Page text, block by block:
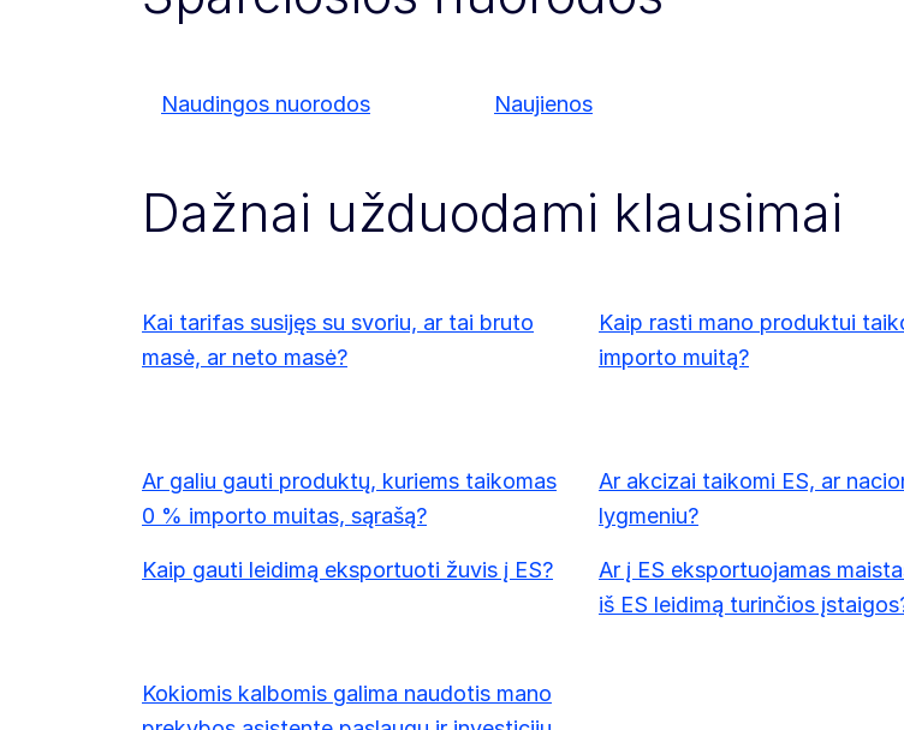
Naudingos nuorodos Naujienos
Dažnai užduodami klausimai
Kai tarifas susijęs su svoriu, ar tai bruto
masė, ar neto masė?
Kaip rasti mano produktui
importo muitą?
Ar galiu gauti produktų, kuriems taikomas
0 % importo muitas, sąrašą?
Ar akcizai taikomi ES, ar
lygmeniu?
Kaip gauti leidimą eksportuoti žuvis į ES?
Ar į ES eksportuojamas
iš ES leidimą turinčios
Kokiomis kalbomis galima naudotis mano